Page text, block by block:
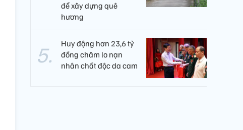
để xây dựng quê
hương
Huy động hơn 23,6 tỷ
đồng chăm lo nạn
nhân chất độc da cam